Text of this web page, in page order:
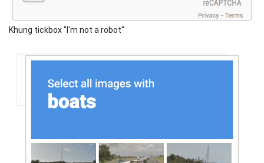
Khung tickbox "I'm not a robot"